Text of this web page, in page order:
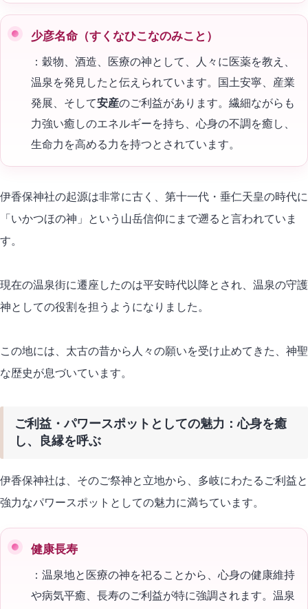
少彦名命（すくなひこなのみこと）
：穀物、酒造、医療の神として、人々に医薬を教え、
温泉を発見したと伝えられています。国土安寧、産業
発展、そして安産のご利益があります。繊細ながらも
力強い癒しのエネルギーを持ち、心身の不調を癒し、
生命力を高める力を持つとされています。
伊香保神社の起源は非常に古く、第十一代・垂仁天皇の時代に
「いかつほの神」という山岳信仰にまで遡ると言われていま
す。
現在の温泉街に遷座したのは平安時代以降とされ、温泉の守護
神としての役割を担うようになりました。
この地には、太古の昔から人々の願いを受け止めてきた、神聖
な歴史が息づいています。
ご利益・パワースポットとしての魅力：心身を癒
し、良縁を呼ぶ
伊香保神社は、そのご祭神と立地から、多岐にわたるご利益と
強力なパワースポットとしての魅力に満ちています。
健康長寿
：温泉地と医療の神を祀ることから、心身の健康維持
や病気平癒、長寿のご利益が特に強調されます。温泉